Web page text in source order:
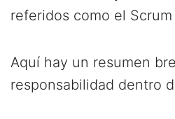
referidos como el Scrum
Aquí hay un resumen
responsabilidad dentro